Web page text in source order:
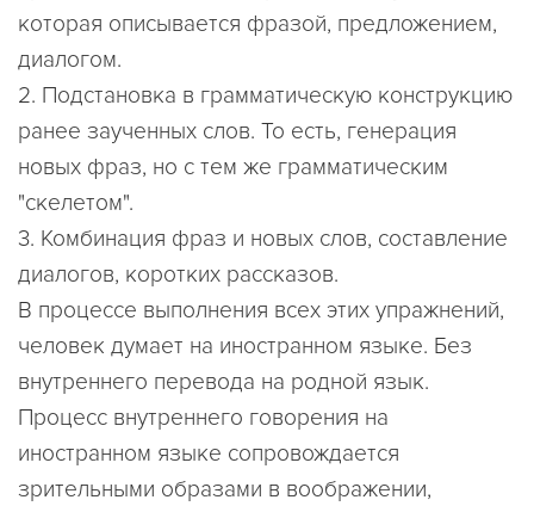
которая описывается фразой, предложением,
диалогом.
2. Подстановка в грамматическую конструкцию
ранее заученных слов. То есть, генерация
новых фраз, но с тем же грамматическим
"скелетом".
3. Комбинация фраз и новых слов, составление
диалогов, коротких рассказов.
В процессе выполнения всех этих упражнений,
человек думает на иностранном языке. Без
внутреннего перевода на родной язык.
Процесс внутреннего говорения на
иностранном языке сопровождается
зрительными образами в воображении,